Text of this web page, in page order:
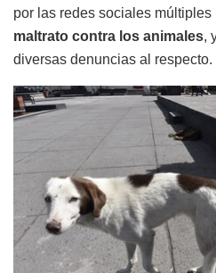
por las redes sociales múltiples
maltrato contra los animales,
diversas denuncias al respecto.